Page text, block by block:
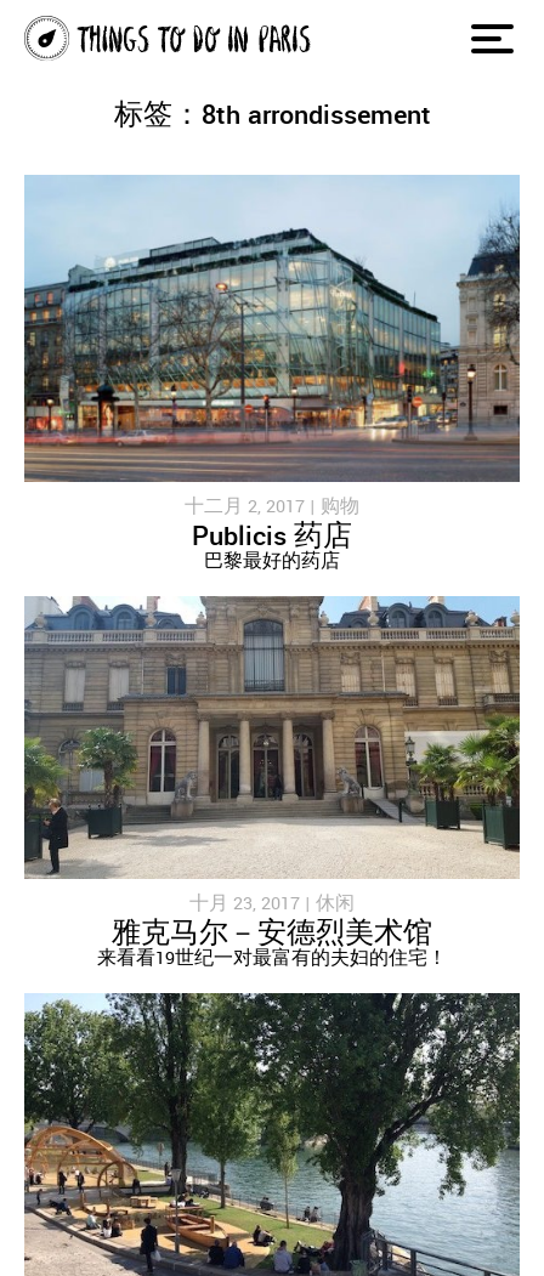
标签：8th arrondissement
十二月 2, 2017 | 购物
Publicis 药店
巴黎最好的药店
十月 23, 2017 | 休闲
雅克马尔－安德烈美术馆
来看看19世纪一对最富有的夫妇的住宅！